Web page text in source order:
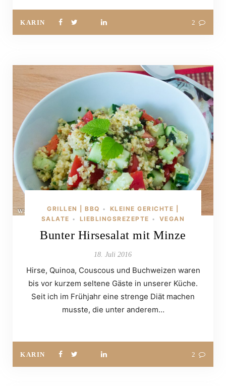
KARIN 2
GRILLEN | BBQ •
KLEINE GERICHTE |
SALATE • LIEBLINGSREZEPTE • VEGAN
Bunter Hirsesalat mit Minze
18. Juli 2016
Hirse, Quinoa, Couscous und Buchweizen waren
bis vor kurzem seltene Gäste in unserer Küche.
Seit ich im Frühjahr eine strenge Diät machen
musste, die unter anderem…
KARIN 2